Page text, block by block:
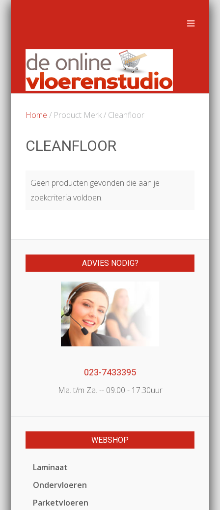
Home / Product Merk / Cleanfloor
CLEANFLOOR
Geen producten gevonden die aan je
zoekcriteria voldoen.
ADVIES NODIG?
023-7433395
Ma. t/m Za. -- 09.00 - 17.30uur
WEBSHOP
Laminaat
Ondervloeren
Parketvloeren